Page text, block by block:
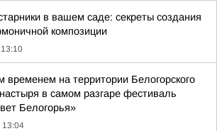
в вашем саде: секреты создания
композиции
13:10
временем на территории Белогорского
в самом разгаре фестиваль
Белогорья»
13:04